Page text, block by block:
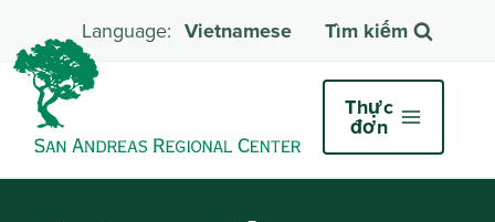
Vietnamese Tìm kiếm
Thực
đơn